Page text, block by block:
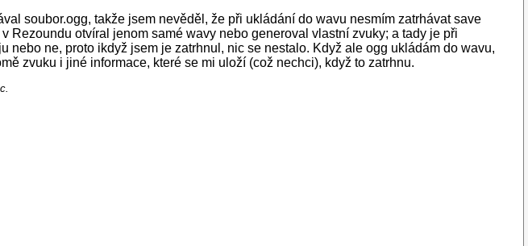
soubor.ogg, takže jsem nevěděl, že při ukládání do wavu nesmím zatrhávat save
Rezoundu otvíral jenom samé wavy nebo generoval vlastní zvuky; a tady je při
nebo ne, proto ikdyž jsem je zatrhnul, nic se nestalo. Když ale ogg ukládám do wavu,
zvuku i jiné informace, které se mi uloží (což nechci), když to zatrhnu.